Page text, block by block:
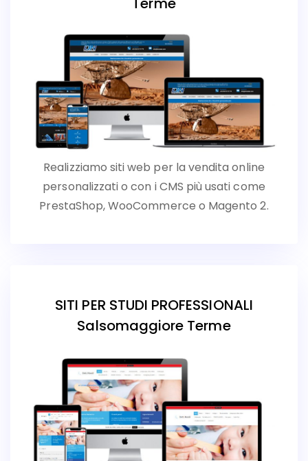
Realizziamo siti web per la vendita online
personalizzati o con i CMS più usati come
PrestaShop, WooCommerce o Magento 2.
SITI PER STUDI PROFESSIONALI
Salsomaggiore Terme